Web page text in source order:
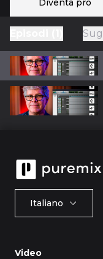
Diventa pro
Italiano
Video